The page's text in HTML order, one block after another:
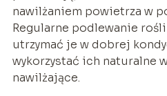
nawilżaniem powietrza w
Regularne podlewanie
utrzymać je w dobrej
wykorzystać ich naturalne
nawilżające.